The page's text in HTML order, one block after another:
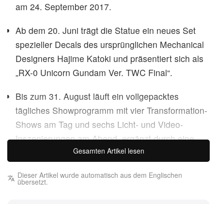
am 24. September 2017.
Ab dem 20. Juni trägt die Statue ein neues Set
spezieller Decals des ursprünglichen Mechanical
Designers Hajime Katoki und präsentiert sich als
„RX-0 Unicorn Gundam Ver. TWC Final“.
Bis zum 31. August läuft ein vollgepacktes
tägliches Showprogramm mit vier Transformation-
Shows am Tag und sechs Licht- und Video-
Inszenierungen am Abend, ergänzt durch eine
Unicorn-Gundam-Kopfband-Aktion am Gundam
Gesamten Artikel lesen
Dieser Artikel wurde automatisch aus dem Englischen
übersetzt.